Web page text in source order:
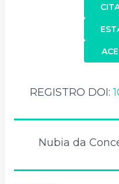
REGISTRO DOI:
Nubia da